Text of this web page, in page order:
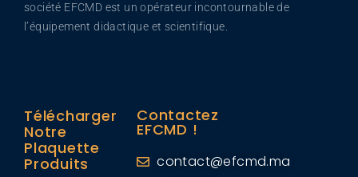
société EFCMD est un opérateur incontournable de
l’équipement didactique et scientifique.
Télécharger
Notre
Plaquette
Produits
Contactez
EFCMD !
contact@efcmd.ma